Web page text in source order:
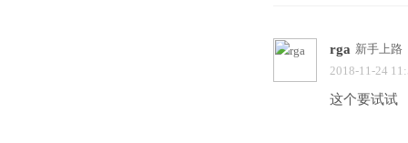
rga 新手上路
2018-11-24
这个要试试